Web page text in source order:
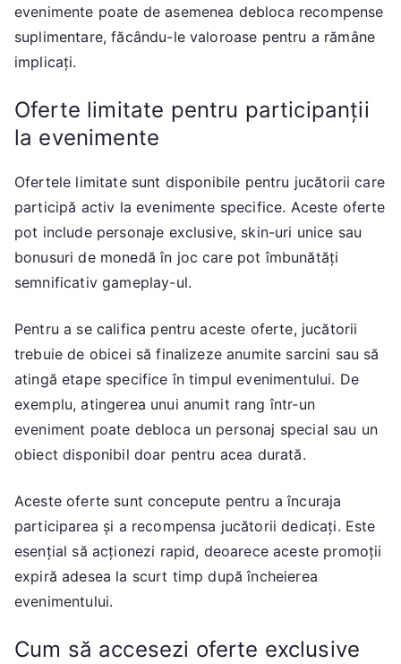
evenimente poate de asemenea debloca recompense
suplimentare, făcându-le valoroase pentru a rămâne
implicați.
Oferte limitate pentru participanții
la evenimente
Ofertele limitate sunt disponibile pentru jucătorii care
participă activ la evenimente specifice. Aceste oferte
pot include personaje exclusive, skin-uri unice sau
bonusuri de monedă în joc care pot îmbunătăți
semnificativ gameplay-ul.
Pentru a se califica pentru aceste oferte, jucătorii
trebuie de obicei să finalizeze anumite sarcini sau să
atingă etape specifice în timpul evenimentului. De
exemplu, atingerea unui anumit rang într-un
eveniment poate debloca un personaj special sau un
obiect disponibil doar pentru acea durată.
Aceste oferte sunt concepute pentru a încuraja
participarea și a recompensa jucătorii dedicați. Este
esențial să acționezi rapid, deoarece aceste promoții
expiră adesea la scurt timp după încheierea
evenimentului.
Cum să accesezi oferte exclusive